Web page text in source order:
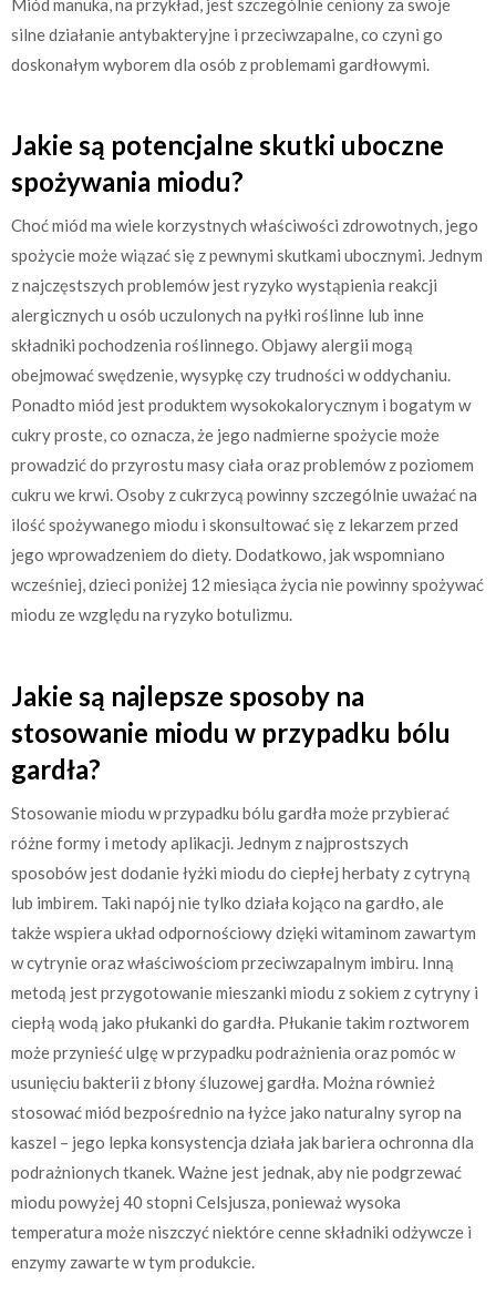
Miód manuka, na przykład, jest szczególnie ceniony za swoje
silne działanie antybakteryjne i przeciwzapalne, co czyni go
doskonałym wyborem dla osób z problemami gardłowymi.
Jakie są potencjalne skutki uboczne
spożywania miodu?
Choć miód ma wiele korzystnych właściwości zdrowotnych, jego
spożycie może wiązać się z pewnymi skutkami ubocznymi. Jednym
z najczęstszych problemów jest ryzyko wystąpienia reakcji
alergicznych u osób uczulonych na pyłki roślinne lub inne
składniki pochodzenia roślinnego. Objawy alergii mogą
obejmować swędzenie, wysypkę czy trudności w oddychaniu.
Ponadto miód jest produktem wysokokalorycznym i bogatym w
cukry proste, co oznacza, że jego nadmierne spożycie może
prowadzić do przyrostu masy ciała oraz problemów z poziomem
cukru we krwi. Osoby z cukrzycą powinny szczególnie uważać na
ilość spożywanego miodu i skonsultować się z lekarzem przed
jego wprowadzeniem do diety. Dodatkowo, jak wspomniano
wcześniej, dzieci poniżej 12 miesiąca życia nie powinny spożywać
miodu ze względu na ryzyko botulizmu.
Jakie są najlepsze sposoby na
stosowanie miodu w przypadku bólu
gardła?
Stosowanie miodu w przypadku bólu gardła może przybierać
różne formy i metody aplikacji. Jednym z najprostszych
sposobów jest dodanie łyżki miodu do ciepłej herbaty z cytryną
lub imbirem. Taki napój nie tylko działa kojąco na gardło, ale
także wspiera układ odpornościowy dzięki witaminom zawartym
w cytrynie oraz właściwościom przeciwzapalnym imbiru. Inną
metodą jest przygotowanie mieszanki miodu z sokiem z cytryny i
ciepłą wodą jako płukanki do gardła. Płukanie takim roztworem
może przynieść ulgę w przypadku podrażnienia oraz pomóc w
usunięciu bakterii z błony śluzowej gardła. Można również
stosować miód bezpośrednio na łyżce jako naturalny syrop na
kaszel – jego lepka konsystencja działa jak bariera ochronna dla
podrażnionych tkanek. Ważne jest jednak, aby nie podgrzewać
miodu powyżej 40 stopni Celsjusza, ponieważ wysoka
temperatura może niszczyć niektóre cenne składniki odżywcze i
enzymy zawarte w tym produkcie.